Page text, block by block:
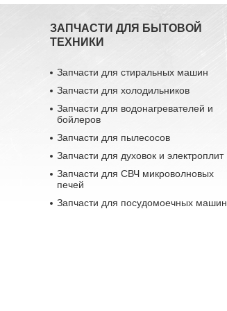
ЗАПЧАСТИ ДЛЯ БЫТОВОЙ
ТЕХНИКИ
Запчасти для стиральных машин
Запчасти для холодильников
Запчасти для водонагревателей и
бойлеров
Запчасти для пылесосов
Запчасти для духовок и электроплит
Запчасти для СВЧ микроволновых
печей
Запчасти для посудомоечных машин